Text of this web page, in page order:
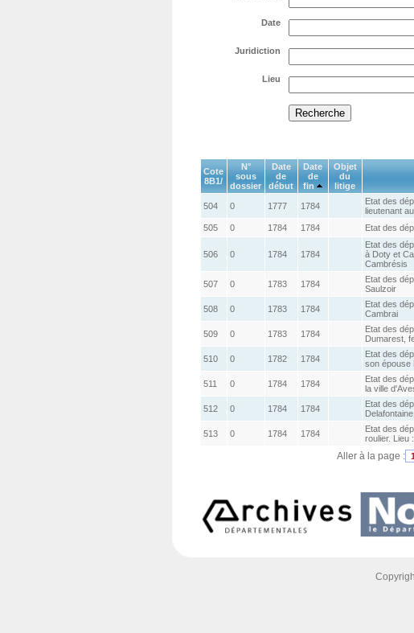
Date
Juridiction
Lieu
Cote
8B1/
N°
sous
dossier
Date
de
début
Date
de
fin
Objet
du
litige
504 0 1777 1784
Etat des
lieutenant
505
0 1784 1784 Etat des
506 0 1784 1784
Etat des
à Doty et
Cambrésis
507 0 1783 1784
Etat des
Saulzoir
508 0 1783 1784
Etat des
Cambrai
509 0 1783 1784
Etat des
Dumarest,
510 0 1782 1784
Etat des
son épouse
511 0 1784 1784
Etat des
la ville
512 0 1784 1784
Etat des
513 0 1784 1784
Etat des
roulier. Lieu
Aller à la page :